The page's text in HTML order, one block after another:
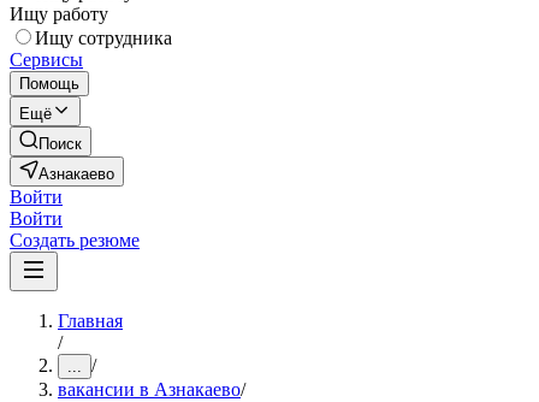
Ищу работу
Ищу сотрудника
Сервисы
Помощь
Ещё
Поиск
Азнакаево
Войти
Войти
Создать резюме
Главная
/
... /
вакансии в Азнакаево/